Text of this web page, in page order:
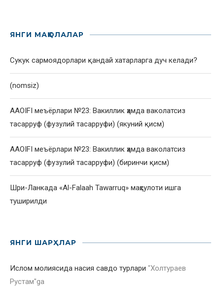
ЯНГИ МАҚОЛАЛАР
Сукук сармоядорлари қандай хатарларга дуч келади?
(nomsiz)
AAOIFI меъёрлари №23: Вакиллик ҳамда ваколатсиз
тасарруф (фузулий тасарруфи) (якуний қисм)
AAOIFI меъёрлари №23: Вакиллик ҳамда ваколатсиз
тасарруф (фузулий тасарруфи) (биринчи қисм)
Шри-Ланкада «Al-Falaah Tawarruq» маҳсулоти ишга
туширилди
ЯНГИ ШАРҲЛАР
Ислом молиясида насия савдо турлари "Холтураев
Рустам"ga